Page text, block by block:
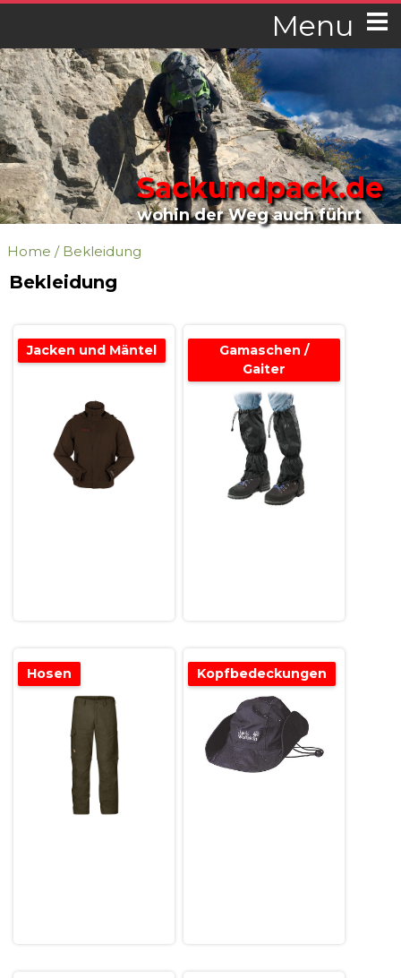
Menu
Sackundpack.de
wohin der Weg auch führt
Home / Bekleidung
Bekleidung
Jacken und Mäntel
Gamaschen /
Gaiter
Hosen Kopfbedeckungen